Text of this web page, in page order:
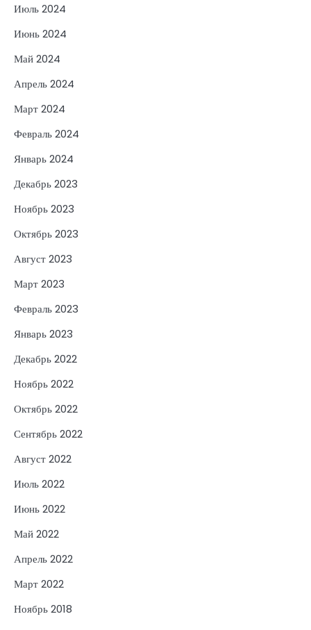
Июль 2024
Июнь 2024
Май 2024
Апрель 2024
Март 2024
Февраль 2024
Январь 2024
Декабрь 2023
Ноябрь 2023
Октябрь 2023
Август 2023
Март 2023
Февраль 2023
Январь 2023
Декабрь 2022
Ноябрь 2022
Октябрь 2022
Сентябрь 2022
Август 2022
Июль 2022
Июнь 2022
Май 2022
Апрель 2022
Март 2022
Ноябрь 2018